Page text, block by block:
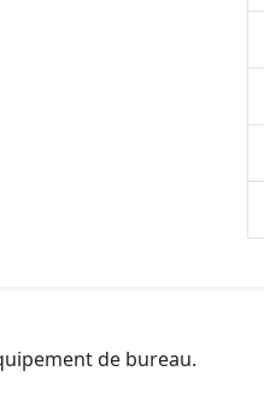
de bureau.